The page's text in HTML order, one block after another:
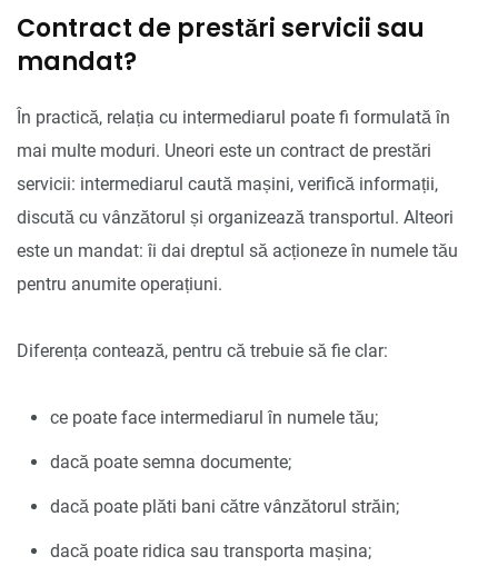
Contract de prestări servicii sau
mandat?
În practică, relația cu intermediarul poate fi formulată în
mai multe moduri. Uneori este un contract de prestări
servicii: intermediarul caută mașini, verifică informații,
discută cu vânzătorul și organizează transportul. Alteori
este un mandat: îi dai dreptul să acționeze în numele tău
pentru anumite operațiuni.
Diferența contează, pentru că trebuie să fie clar:
ce poate face intermediarul în numele tău;
dacă poate semna documente;
dacă poate plăti bani către vânzătorul străin;
dacă poate ridica sau transporta mașina;